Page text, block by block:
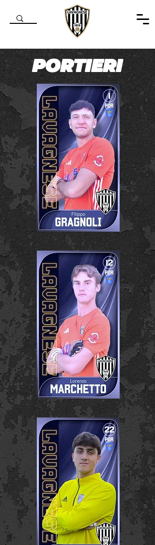
PORTIERI